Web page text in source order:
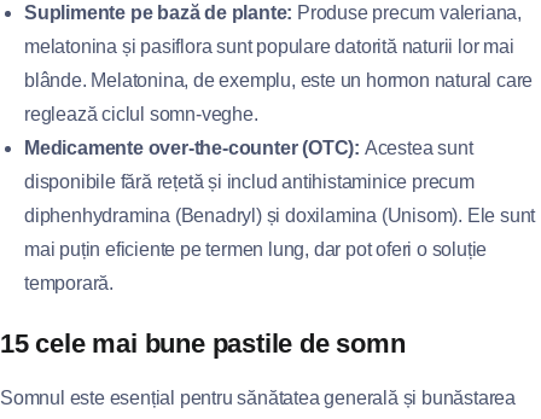
Suplimente pe bază de plante: Produse precum valeriana,
melatonina și pasiflora sunt populare datorită naturii lor mai
blânde. Melatonina, de exemplu, este un hormon natural care
reglează ciclul somn-veghe.
Medicamente over-the-counter (OTC): Acestea sunt
disponibile fără rețetă și includ antihistaminice precum
diphenhydramina (Benadryl) și doxilamina (Unisom). Ele sunt
mai puțin eficiente pe termen lung, dar pot oferi o soluție
temporară.
15 cele mai bune pastile de somn
Somnul este esențial pentru sănătatea generală și bunăstarea